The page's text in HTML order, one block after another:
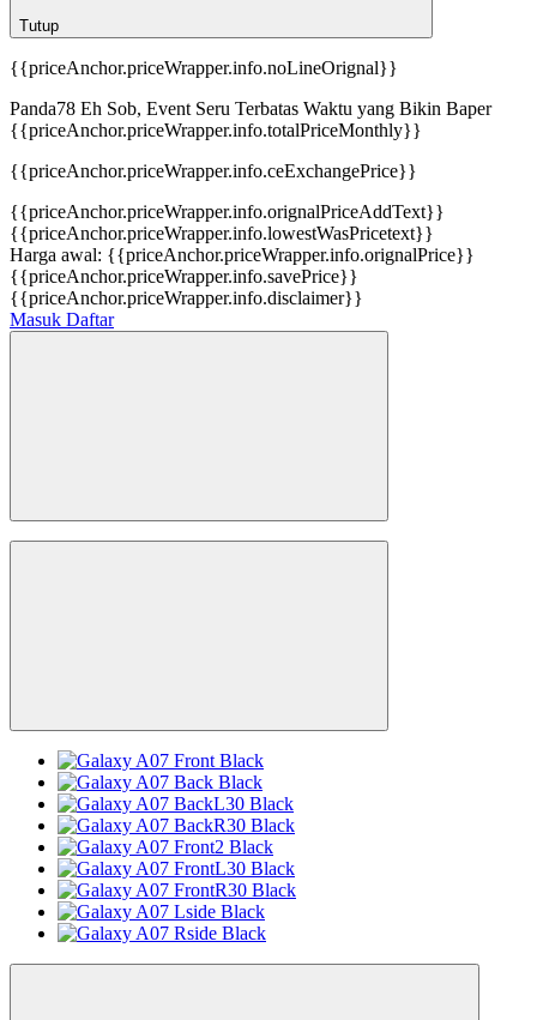
Tutup
{{priceAnchor.priceWrapper.info.noLineOrignal}}
Panda78 Eh Sob, Event Seru Terbatas Waktu yang Bikin Baper
{{priceAnchor.priceWrapper.info.totalPriceMonthly}}
{{priceAnchor.priceWrapper.info.ceExchangePrice}}
{{priceAnchor.priceWrapper.info.orignalPriceAddText}}
{{priceAnchor.priceWrapper.info.lowestWasPricetext}}
Harga awal: {{priceAnchor.priceWrapper.info.orignalPrice}}
{{priceAnchor.priceWrapper.info.savePrice}}
{{priceAnchor.priceWrapper.info.disclaimer}}
Masuk Daftar